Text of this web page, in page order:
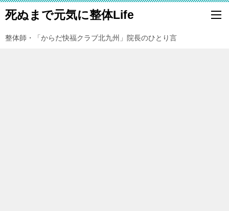
死ぬまで元気に整体Life
整体師・「からだ快福クラブ北九州」院長のひとり言